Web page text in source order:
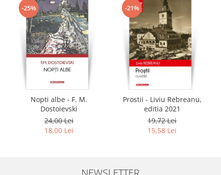
-25%
Nopti albe - F. M.
Dostoievski
24,00 Lei
18,00 Lei
-21%
Prostii - Liviu Rebreanu,
editia 2021
19,72 Lei
15,58 Lei